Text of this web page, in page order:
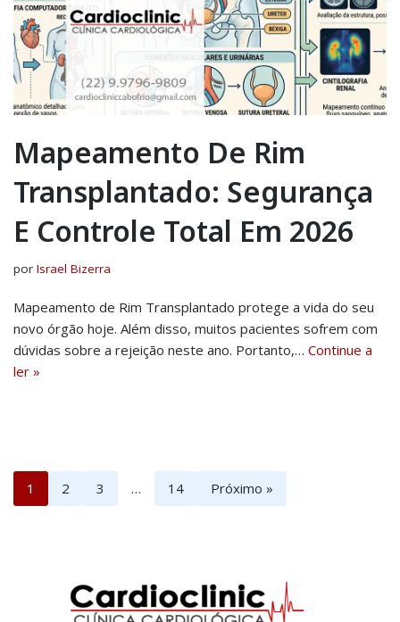
Mapeamento De Rim
Transplantado: Segurança
E Controle Total Em 2026
por Israel Bizerra
Mapeamento de Rim Transplantado protege a vida do seu
novo órgão hoje. Além disso, muitos pacientes sofrem com
dúvidas sobre a rejeição neste ano. Portanto,… Continue a
ler »
1 2 3 … 14 Próximo »